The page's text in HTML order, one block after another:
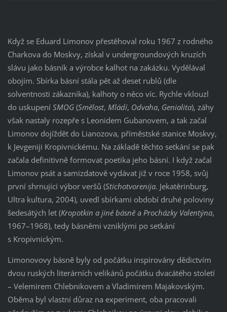
Když se Eduard Limonov přestěhoval roku 1967 z rodného
Charkova do Moskvy, získal v undergroundových kruzích
slávu jako básník a výrobce kalhot na zakázku. Vydělával
obojím. Sbírka básní stála pět až deset rublů (dle
solventnosti zákazníka), kalhoty o něco víc. Rychle vklouzl
do uskupení SMOG(Smělost, Mládí, Odvaha, Genialita), záhy
však nastaly rozepře s Leonidem Gubanovem, a tak začal
Limonov dojíždět do Lianozova, příměstské stanice Moskvy,
k Jevgeniji Kropivnickému. Na základě těchto setkání se pak
začala definitivně formovat poetika jeho básní. I když začal
Limonov psát a samizdatově vydávat již v roce 1958, svůj
první shrnující výbor veršů (Stichotvorenija. Jekatěrinburg,
Ultra kultura, 2004), uvedl sbírkami období druhé poloviny
šedesátých let (Kropotkin a jiné básněa Procházky Valentýna,
1967–1968), tedy básněmi vzniklými po setkání
s Kropivnickým.
Limonovovy básně byly od počátku inspirovány dědictvím
dvou ruských literárních velikánů počátku dvacátého století
– Velemirem Chlebnikovem a Vladimírem Majakovským.
Oběma byl vlastní důraz na experiment, oba pracovali